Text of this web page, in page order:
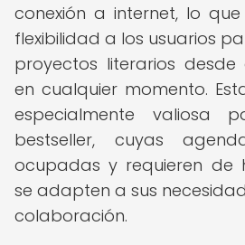
conexión a internet, lo
flexibilidad a los usuarios
proyectos literarios
en cualquier momento.
especialmente valiosa
bestseller, cuyas
ocupadas y requieren de
se adapten a sus
colaboración.